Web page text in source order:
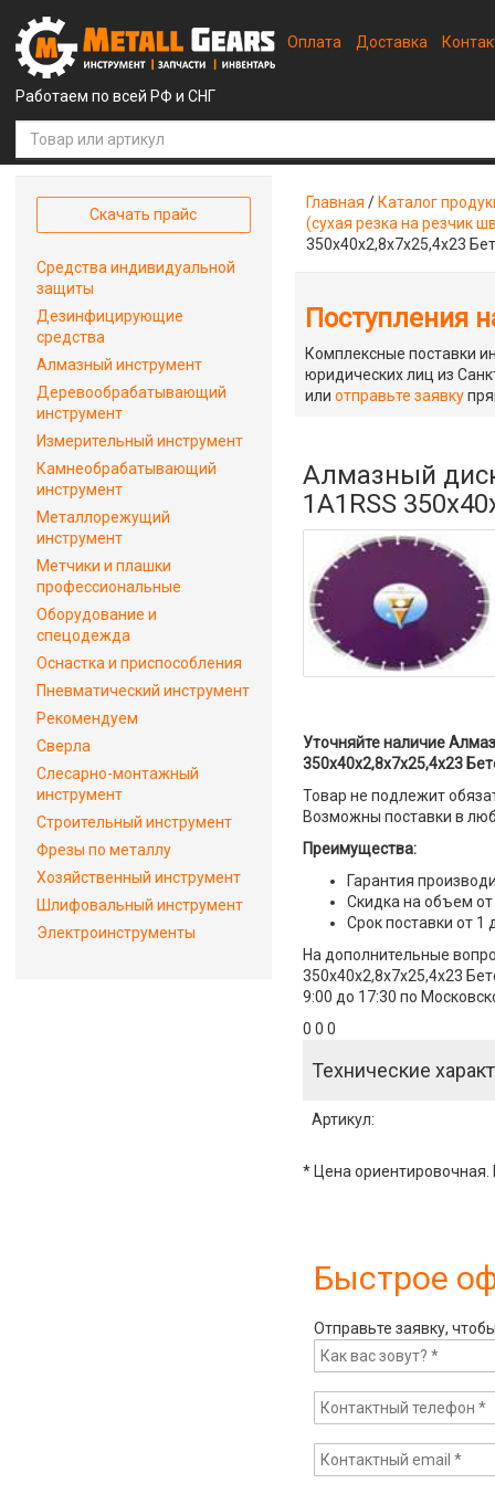
Работаем по всей РФ и СНГ
Оплата Доставка
Главная / Каталог
(сухая резка на резчик
350x40x2,8x7x25,4x23
Поступления
Комплексные поставки
юридических лиц из
илиотправьте заявку
Алмазный
1A1RSS
Уточняйте наличие
350x40x2,8x7x25,4x23
Товар не подлежит
Возможны поставки в
Преимущества:
Гарантия
Скидка на объем от
Срок поставки от 1
На дополнительные
350x40x2,8x7x25,4x23
9:00 до 17:30 по
0 0 0
Технические
Артикул:
* Цена ориентировочная.
Быстрое
Отправьте заявку,
Скачать прайс
Средства индивидуальной
защиты
Дезинфицирующие
средства
Алмазный инструмент
Деревообрабатывающий
инструмент
Измерительный инструмент
Камнеобрабатывающий
инструмент
Металлорежущий
инструмент
Метчики и плашки
профессиональные
Оборудование и
спецодежда
Оснастка и приспособления
Пневматический инструмент
Рекомендуем
Сверла
Слесарно-монтажный
инструмент
Строительный инструмент
Фрезы по металлу
Хозяйственный инструмент
Шлифовальный инструмент
Электроинструменты